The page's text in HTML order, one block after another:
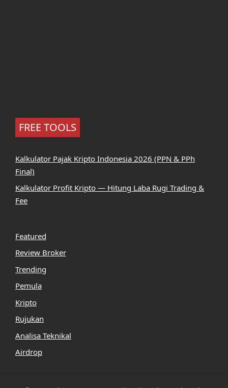
FREE TOOLS
Kalkulator Pajak Kripto Indonesia 2026 (PPN & PPh
Final)
Kalkulator Profit Kripto — Hitung Laba Rugi Trading &
Fee
Featured
Review Broker
Trending
Pemula
Kripto
Rujukan
Analisa Teknikal
Airdrop